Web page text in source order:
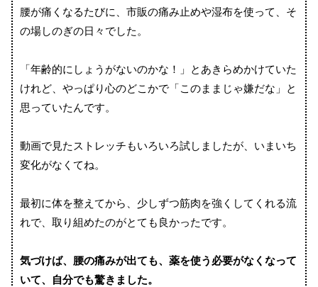
腰が痛くなるたびに、市販の痛み止めや湿布を使って、そ
の場しのぎの日々でした。
「年齢的にしょうがないのかな！」とあきらめかけていた
けれど、やっぱり心のどこかで「このままじゃ嫌だな」と
思っていたんです。
動画で見たストレッチもいろいろ試しましたが、いまいち
変化がなくてね。
最初に体を整えてから、少しずつ筋肉を強くしてくれる流
れで、取り組めたのがとても良かったです。
気づけば、腰の痛みが出ても、薬を使う必要がなくなって
いて、自分でも驚きました。